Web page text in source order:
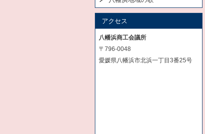
アクセス
八幡浜商工会議所
〒796-0048
愛媛県八幡浜市北浜一丁目3番25号